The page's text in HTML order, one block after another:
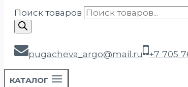
Поиск товаров
pugacheva_argo@mail.ru +7 705
КАТАЛОГ